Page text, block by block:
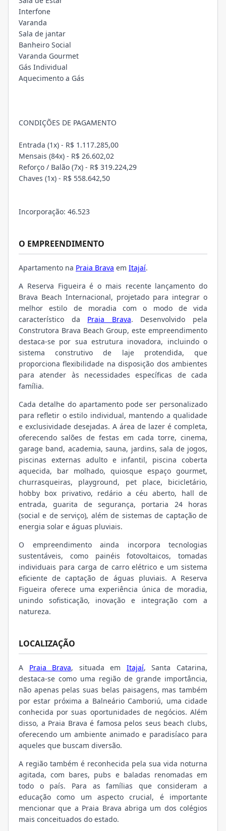
Interfone
Varanda
Sala de jantar
Banheiro Social
Varanda Gourmet
Gás Individual
Aquecimento a Gás
CONDIÇÕES DE PAGAMENTO
Entrada (1x) - R$ 1.117.285,00
Mensais (84x) - R$ 26.602,02
Reforço / Balão (7x) - R$ 319.224,29
Chaves (1x) - R$ 558.642,50
Incorporação: 46.523
O EMPREENDIMENTO
Apartamento na Praia Brava em Itajaí.
A Reserva Figueira é o mais recente lançamento do
Brava Beach Internacional, projetado para integrar o
melhor estilo de moradia com o modo de vida
característico da Praia Brava. Desenvolvido pela
Construtora Brava Beach Group, este empreendimento
destaca-se por sua estrutura inovadora, incluindo o
sistema construtivo de laje protendida, que
proporciona flexibilidade na disposição dos ambientes
para atender às necessidades específicas de cada
família.
Cada detalhe do apartamento pode ser personalizado
para refletir o estilo individual, mantendo a qualidade
e exclusividade desejadas. A área de lazer é completa,
oferecendo salões de festas em cada torre, cinema,
garage band, academia, sauna, jardins, sala de jogos,
piscinas externas adulto e infantil, piscina coberta
aquecida, bar molhado, quiosque espaço gourmet,
churrasqueiras, playground, pet place, bicicletário,
hobby box privativo, redário a céu aberto, hall de
entrada, guarita de segurança, portaria 24 horas
(social e de serviço), além de sistemas de captação de
energia solar e águas pluviais.
O empreendimento ainda incorpora tecnologias
sustentáveis, como painéis fotovoltaicos, tomadas
individuais para carga de carro elétrico e um sistema
eficiente de captação de águas pluviais. A Reserva
Figueira oferece uma experiência única de moradia,
unindo sofisticação, inovação e integração com a
natureza.
LOCALIZAÇÃO
A Praia Brava, situada em Itajaí, Santa Catarina,
destaca-se como uma região de grande importância,
não apenas pelas suas belas paisagens, mas também
por estar próxima a Balneário Camboriú, uma cidade
conhecida por suas oportunidades de negócios. Além
disso, a Praia Brava é famosa pelos seus beach clubs,
oferecendo um ambiente animado e paradisíaco para
aqueles que buscam diversão.
A região também é reconhecida pela sua vida noturna
agitada, com bares, pubs e baladas renomadas em
todo o país. Para as famílias que consideram a
educação como um aspecto crucial, é importante
mencionar que a Praia Brava abriga um dos colégios
mais conceituados do estado.